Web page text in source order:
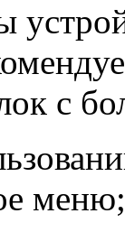
с
меню;